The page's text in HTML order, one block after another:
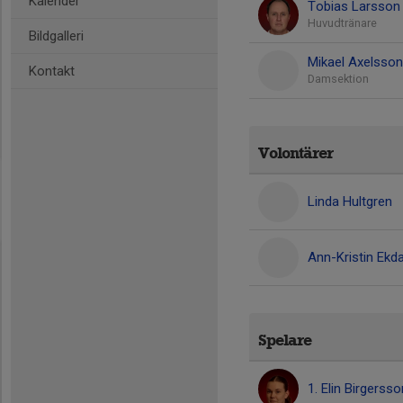
Bildgalleri
Kontakt
Tobias Larsson
Huvudtränare
Mikael Axelsson
Damsektion
Volontärer
Linda Hultgren
Ann-Kristin
Spelare
1. Elin